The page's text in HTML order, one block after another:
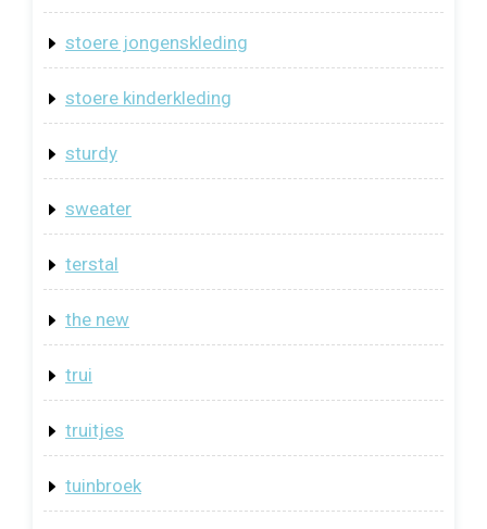
stoere jongenskleding
stoere kinderkleding
sturdy
sweater
terstal
the new
trui
truitjes
tuinbroek